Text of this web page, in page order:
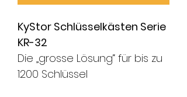
KyStor Schlüsselkästen Serie
KR-32
Die „grosse Lösung“ für bis zu
1200 Schlüssel